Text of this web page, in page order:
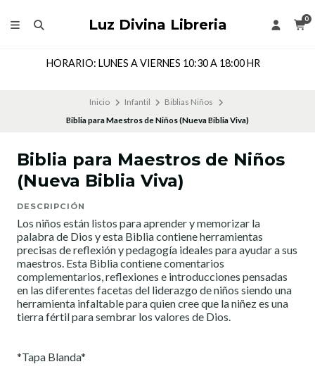
Luz Divina Libreria 0
HORARIO: LUNES A VIERNES 10:30 A 18:00 HR
Inicio Infantil
Biblias Niños
Biblia para Maestros de Niños (Nueva Biblia Viva)
Biblia para Maestros de Niños
(Nueva Biblia Viva)
DESCRIPCIÓN
Los niños están listos para aprender y memorizar la
palabra de Dios y esta Biblia contiene herramientas
precisas de reflexión y pedagogía ideales para ayudar a sus
maestros. Esta Biblia contiene comentarios
complementarios, reflexiones e introducciones pensadas
en las diferentes facetas del liderazgo de niños siendo una
herramienta infaltable para quien cree que la niñez es una
tierra fértil para sembrar los valores de Dios.
*Tapa Blanda*